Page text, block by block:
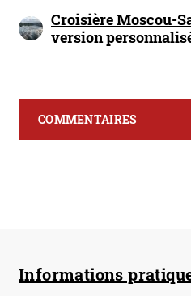
Croisière Moscou-
version
COMMENTAIRES
Informations